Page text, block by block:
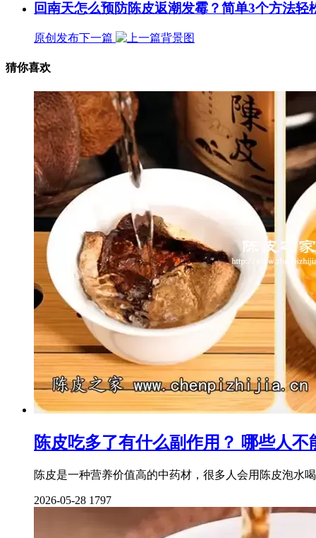
回南天怎么预防陈皮返潮发霉？简单3个方法轻
原创发布下一篇
猜你喜欢
陈皮吃多了有什么副作用？ 哪些人不
陈皮是一种营养价值高的中药材，很多人会用陈皮泡水
2026-05-28 1797